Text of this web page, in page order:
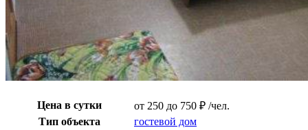
Цена в сутки
от 250 до 750 ₽ /чел.
Тип объекта
гостевой дом